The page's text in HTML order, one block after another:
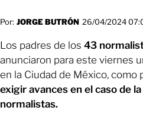
Por: JORGE BUTRÓN 26/04/2024
Los padres de los 43
anunciaron para este viernes
en la Ciudad de México, como
exigir avances en el caso de
normalistas.